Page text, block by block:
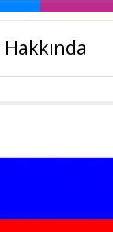
Hakkında